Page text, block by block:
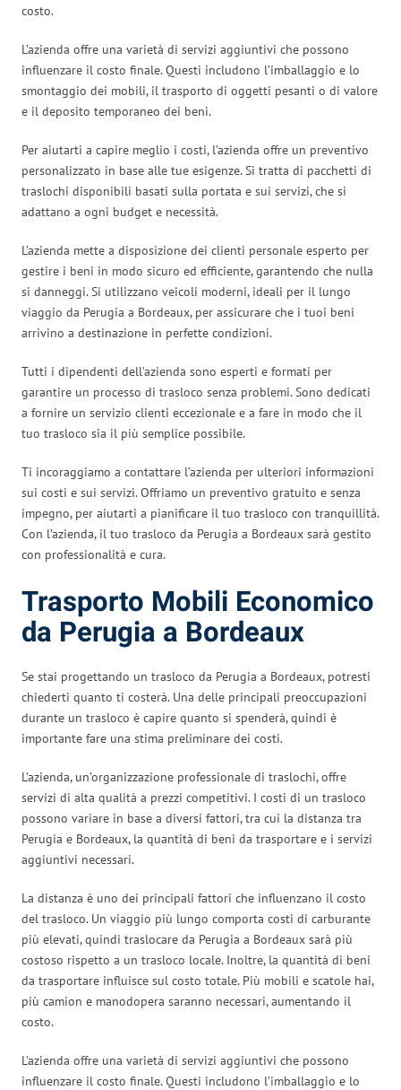
costo.
L’azienda offre una varietà di servizi aggiuntivi che possono
influenzare il costo finale. Questi includono l’imballaggio e lo
smontaggio dei mobili, il trasporto di oggetti pesanti o di valore
e il deposito temporaneo dei beni.
Per aiutarti a capire meglio i costi, l’azienda offre un preventivo
personalizzato in base alle tue esigenze. Si tratta di pacchetti di
traslochi disponibili basati sulla portata e sui servizi, che si
adattano a ogni budget e necessità.
L’azienda mette a disposizione dei clienti personale esperto per
gestire i beni in modo sicuro ed efficiente, garantendo che nulla
si danneggi. Si utilizzano veicoli moderni, ideali per il lungo
viaggio da Perugia a Bordeaux, per assicurare che i tuoi beni
arrivino a destinazione in perfette condizioni.
Tutti i dipendenti dell’azienda sono esperti e formati per
garantire un processo di trasloco senza problemi. Sono dedicati
a fornire un servizio clienti eccezionale e a fare in modo che il
tuo trasloco sia il più semplice possibile.
Ti incoraggiamo a contattare l’azienda per ulteriori informazioni
sui costi e sui servizi. Offriamo un preventivo gratuito e senza
impegno, per aiutarti a pianificare il tuo trasloco con tranquillità.
Con l’azienda, il tuo trasloco da Perugia a Bordeaux sarà gestito
con professionalità e cura.
Trasporto Mobili Economico
da Perugia a Bordeaux
Se stai progettando un trasloco da Perugia a Bordeaux, potresti
chiederti quanto ti costerà. Una delle principali preoccupazioni
durante un trasloco è capire quanto si spenderà, quindi è
importante fare una stima preliminare dei costi.
L’azienda, un’organizzazione professionale di traslochi, offre
servizi di alta qualità a prezzi competitivi. I costi di un trasloco
possono variare in base a diversi fattori, tra cui la distanza tra
Perugia e Bordeaux, la quantità di beni da trasportare e i servizi
aggiuntivi necessari.
La distanza è uno dei principali fattori che influenzano il costo
del trasloco. Un viaggio più lungo comporta costi di carburante
più elevati, quindi traslocare da Perugia a Bordeaux sarà più
costoso rispetto a un trasloco locale. Inoltre, la quantità di beni
da trasportare influisce sul costo totale. Più mobili e scatole hai,
più camion e manodopera saranno necessari, aumentando il
costo.
L’azienda offre una varietà di servizi aggiuntivi che possono
influenzare il costo finale. Questi includono l’imballaggio e lo